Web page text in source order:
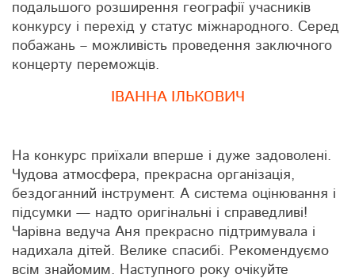
подальшого розширення географії учасників
конкурсу і перехід у статус міжнародного. Серед
побажань – можливість проведення заключного
концерту переможців.
ІВАННА ІЛЬКОВИЧ
На конкурс приїхали вперше і дуже задоволені.
Чудова атмосфера, прекрасна організація,
бездоганний інструмент. А система оцінювання і
підсумки — надто оригінальні і справедливі!
Чарівна ведуча Аня прекрасно підтримувала і
надихала дітей. Велике спасибі. Рекомендуємо
всім знайомим. Наступного року очікуйте